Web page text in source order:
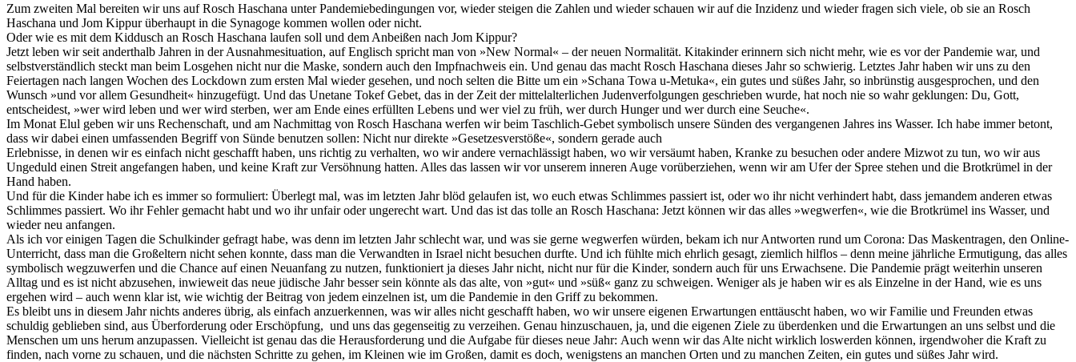
Zum zweiten Mal bereiten wir uns auf Rosch Haschana unter Pandemiebedingungen vor, wieder steigen die Zahlen und wieder schauen wir auf die Inzidenz und wieder fragen sich viele, ob sie an Rosch
Haschana und Jom Kippur überhaupt in die Synagoge kommen wollen oder nicht.
Oder wie es mit dem Kiddusch an Rosch Haschana laufen soll und dem Anbeißen nach Jom Kippur?
Jetzt leben wir seit anderthalb Jahren in der Ausnahmesituation, auf Englisch spricht man von »New Normal« – der neuen Normalität. Kitakinder erinnern sich nicht mehr, wie es vor der Pandemie war, und
selbstverständlich steckt man beim Losgehen nicht nur die Maske, sondern auch den Impfnachweis ein. Und genau das macht Rosch Haschana dieses Jahr so schwierig. Letztes Jahr haben wir uns zu den
Feiertagen nach langen Wochen des Lockdown zum ersten Mal wieder gesehen, und noch selten die Bitte um ein »Schana Towa u-Metuka«, ein gutes und süßes Jahr, so inbrünstig ausgesprochen, und den
Wunsch »und vor allem Gesundheit« hinzugefügt. Und das Unetane Tokef Gebet, das in der Zeit der mittelalterlichen Judenverfolgungen geschrieben wurde, hat noch nie so wahr geklungen: Du, Gott,
entscheidest, »wer wird leben und wer wird sterben, wer am Ende eines erfüllten Lebens und wer viel zu früh, wer durch Hunger und wer durch eine Seuche«.
Im Monat Elul geben wir uns Rechenschaft, und am Nachmittag von Rosch Haschana werfen wir beim Taschlich-Gebet symbolisch unsere Sünden des vergangenen Jahres ins Wasser. Ich habe immer betont,
dass wir dabei einen umfassenden Begriff von Sünde benutzen sollen: Nicht nur direkte »Gesetzesverstöße«, sondern gerade auch
Erlebnisse, in denen wir es einfach nicht geschafft haben, uns richtig zu verhalten, wo wir andere vernachlässigt haben, wo wir versäumt haben, Kranke zu besuchen oder andere Mizwot zu tun, wo wir aus
Ungeduld einen Streit angefangen haben, und keine Kraft zur Versöhnung hatten. Alles das lassen wir vor unserem inneren Auge vorüberziehen, wenn wir am Ufer der Spree stehen und die Brotkrümel in der
Hand haben.
Und für die Kinder habe ich es immer so formuliert: Überlegt mal, was im letzten Jahr blöd gelaufen ist, wo euch etwas Schlimmes passiert ist, oder wo ihr nicht verhindert habt, dass jemandem anderen etwas
Schlimmes passiert. Wo ihr Fehler gemacht habt und wo ihr unfair oder ungerecht wart. Und das ist das tolle an Rosch Haschana: Jetzt können wir das alles »wegwerfen«, wie die Brotkrümel ins Wasser, und
wieder neu anfangen.
Als ich vor einigen Tagen die Schulkinder gefragt habe, was denn im letzten Jahr schlecht war, und was sie gerne wegwerfen würden, bekam ich nur Antworten rund um Corona: Das Maskentragen, den Online-
Unterricht, dass man die Großeltern nicht sehen konnte, dass man die Verwandten in Israel nicht besuchen durfte. Und ich fühlte mich ehrlich gesagt, ziemlich hilflos – denn meine jährliche Ermutigung, das alles
symbolisch wegzuwerfen und die Chance auf einen Neuanfang zu nutzen, funktioniert ja dieses Jahr nicht, nicht nur für die Kinder, sondern auch für uns Erwachsene. Die Pandemie prägt weiterhin unseren
Alltag und es ist nicht abzusehen, inwieweit das neue jüdische Jahr besser sein könnte als das alte, von »gut« und »süß« ganz zu schweigen. Weniger als je haben wir es als Einzelne in der Hand, wie es uns
ergehen wird – auch wenn klar ist, wie wichtig der Beitrag von jedem einzelnen ist, um die Pandemie in den Griff zu bekommen.
Es bleibt uns in diesem Jahr nichts anderes übrig, als einfach anzuerkennen, was wir alles nicht geschafft haben, wo wir unsere eigenen Erwartungen enttäuscht haben, wo wir Familie und Freunden etwas
schuldig geblieben sind, aus Überforderung oder Erschöpfung, und uns das gegenseitig zu verzeihen. Genau hinzuschauen, ja, und die eigenen Ziele zu überdenken und die Erwartungen an uns selbst und die
Menschen um uns herum anzupassen. Vielleicht ist genau das die Herausforderung und die Aufgabe für dieses neue Jahr: Auch wenn wir das Alte nicht wirklich loswerden können, irgendwoher die Kraft zu
finden, nach vorne zu schauen, und die nächsten Schritte zu gehen, im Kleinen wie im Großen, damit es doch, wenigstens an manchen Orten und zu manchen Zeiten, ein gutes und süßes Jahr wird.